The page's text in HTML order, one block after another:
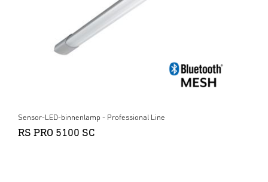
Sensor-LED-binnenlamp - Professional Line
RS PRO 5100 SC